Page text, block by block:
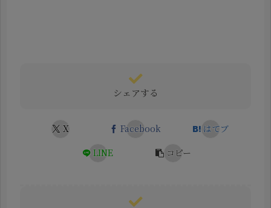
シェアする
X Facebook
はてブ
LINE
コピー